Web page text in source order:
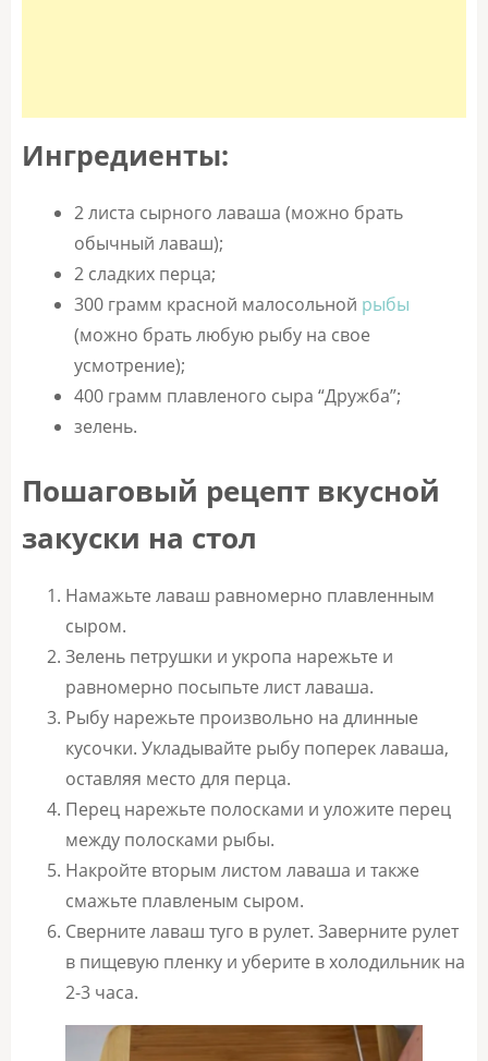
Ингредиенты:
2 листа сырного лаваша (можно брать
обычный лаваш);
2 сладких перца;
300 грамм красной малосольной рыбы
(можно брать любую рыбу на свое
усмотрение);
400 грамм плавленого сыра “Дружба”;
зелень.
Пошаговый рецепт вкусной
закуски на стол
Намажьте лаваш равномерно плавленным
сыром.
Зелень петрушки и укропа нарежьте и
равномерно посыпьте лист лаваша.
Рыбу нарежьте произвольно на длинные
кусочки. Укладывайте рыбу поперек лаваша,
оставляя место для перца.
Перец нарежьте полосками и уложите перец
между полосками рыбы.
Накройте вторым листом лаваша и также
смажьте плавленым сыром.
Сверните лаваш туго в рулет. Заверните рулет
в пищевую пленку и уберите в холодильник на
2-3 часа.